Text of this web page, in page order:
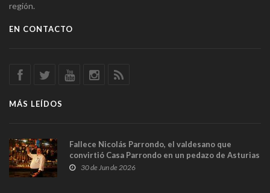
región.
EN CONTACTO
MÁS LEÍDOS
Fallece Nicolás Parrondo, el valdesano que
convirtió Casa Parrondo en un pedazo de Asturias
en Madrid
30 de Jun de 2026